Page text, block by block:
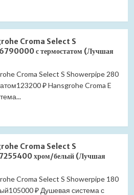
Croma Select S
с термостатом (Лучшая
Croma Select S Showerpipe 280
₽ Hansgrohe Croma E
Croma Select S
хром/белый (Лучшая
Croma Select S Showerpipe 180
₽ Душевая система с